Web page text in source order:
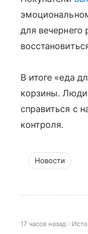
для
В итоге «еда
корзины. Люди
справиться с
контроля.
Новости
17 часов назад